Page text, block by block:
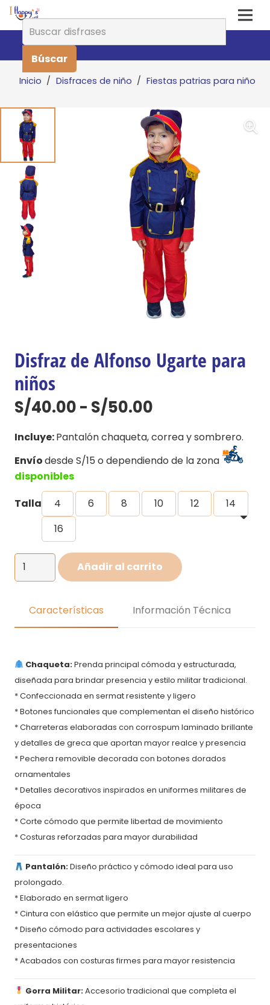
Buscar:
Inicio / Disfraces de niño / Fiestas patrias para niño
Disfraz de Alfonso Ugarte para
niños
S/40.00- S/50.00
precios:
desde
S/40.00
S/50.00
Incluye:Pantalón chaqueta, correa y sombrero.
Envíodesde S/15 o dependiendo de la zona
disponibles
Talla
4 6 8 10 12
14
16
Disfraz
de
Ugarte
Añadir al carrito
Características Información Técnica
Chaqueta:Prenda principal cómoda y estructurada,
diseñada para brindar presencia y estilo militar tradicional.
* Confeccionada en sermat resistente y ligero
* Botones funcionales que complementan el diseño histórico
* Charreteras elaboradas con corrospum laminado brillante
y detalles de greca que aportan mayor realce y presencia
* Pechera removible decorada con botones dorados
ornamentales
* Detalles decorativos inspirados en uniformes militares de
época
* Corte cómodo que permite libertad de movimiento
* Costuras reforzadas para mayor durabilidad
Pantalón:Diseño práctico y cómodo ideal para uso
prolongado.
* Elaborado en sermat ligero
* Cintura con elástico que permite un mejor ajuste al cuerpo
* Diseño cómodo para actividades escolares y
presentaciones
* Acabados con costuras firmes para mayor resistencia
Gorra Militar:Accesorio tradicional que completa el